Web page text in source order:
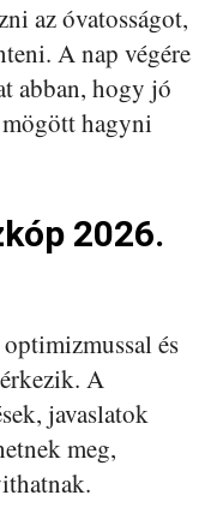
az óvatosságot,
A nap végére
abban, hogy jó
mögött hagyni
2026.
és
A
javaslatok
meg,